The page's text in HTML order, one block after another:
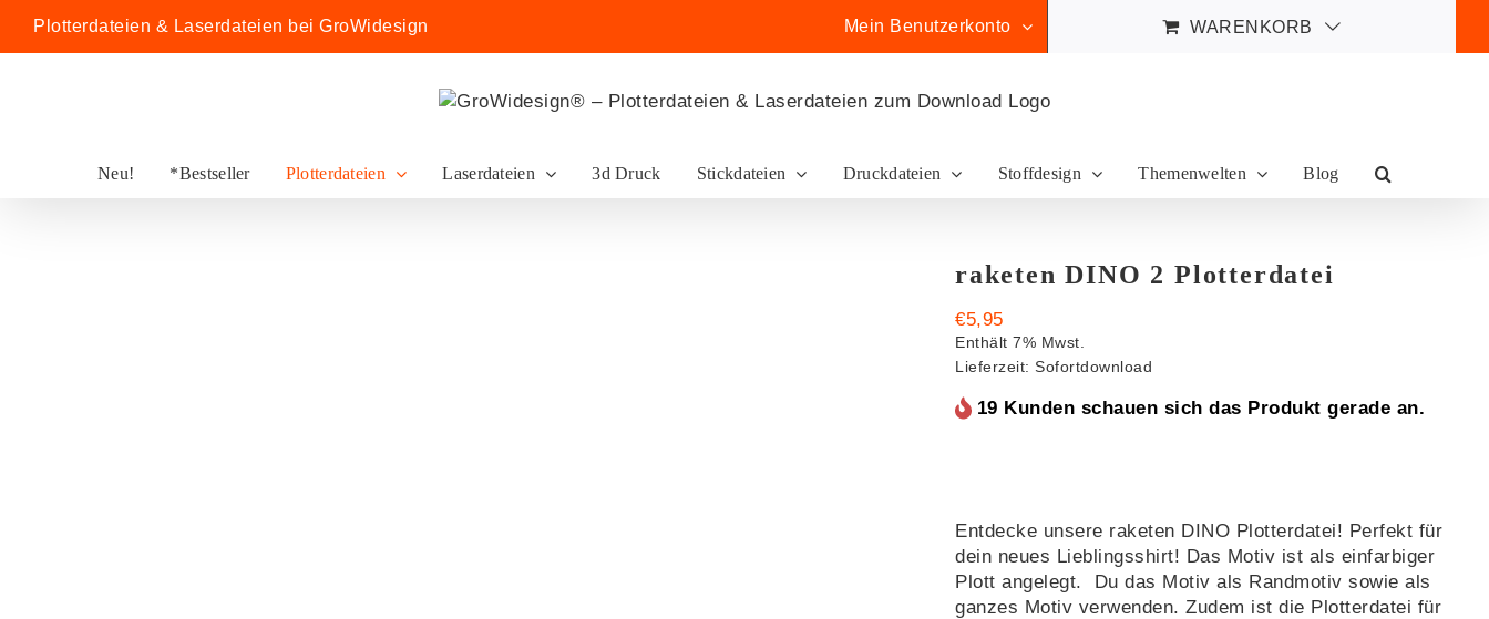
Inhalt
Plotterdateien & Laserdateien bei GroWidesign Mein Benutzerkonto WARENKORB
Neu! *Bestseller Plotterdateien Laserdateien 3d Druck Stickdateien Druckdateien Stoffdesign Themenwelten Blog
raketen DINO 2 Plotterdatei
€5,95
Enthält 7% Mwst.
Lieferzeit: Sofortdownload
19 Kunden schauen sich das Produkt gerade an.
Entdecke unsere raketen DINO Plotterdatei! Perfekt für
dein neues Lieblingsshirt! Das Motiv ist als einfarbiger
Plott angelegt. Du das Motiv als Randmotiv sowie als
ganzes Motiv verwenden. Zudem ist die Plotterdatei für